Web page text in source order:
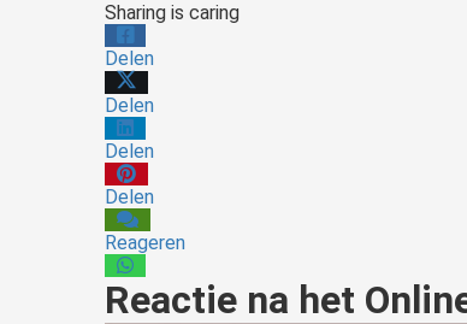
Sharing is caring
Delen
Delen
Delen
Delen
Reageren
Reactie na het